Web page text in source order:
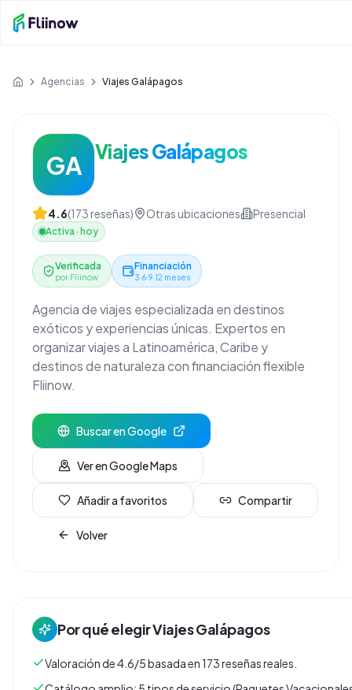
Inicio Agencias Viajes Galápagos
GA Viajes Galápagos
4.6(173reseñas) Otras ubicaciones Presencial
Activa · hoy
Verificada
por Fliinow
Financiación
3·6·9·12 meses
Agencia de viajes especializada en destinos
exóticos y experiencias únicas. Expertos en
organizar viajes a Latinoamérica, Caribe y
destinos de naturaleza con financiación flexible
Fliinow.
Buscar en Google
Ver en Google Maps
Añadir a favoritos Compartir
Volver
Por qué elegirViajes Galápagos
Valoración de 4.6/5 basada en 173 reseñas reales.